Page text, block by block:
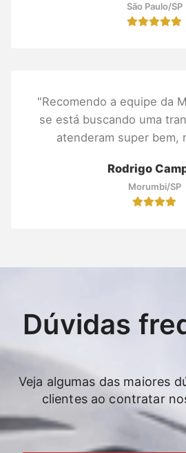
São Paulo/SP
"Recomendo a equipe da
se está buscando uma
atenderam super bem,
Rodrigo
Morumbi/SP
Dúvidas
Veja algumas das maiores
clientes ao contratar